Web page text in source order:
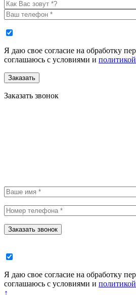
Я даю свое согласие на обработку
соглашаюсь с условиями и
Заказать
Заказать звонок
Заказать звонок
Я даю свое согласие на обработку
соглашаюсь с условиями и
↑